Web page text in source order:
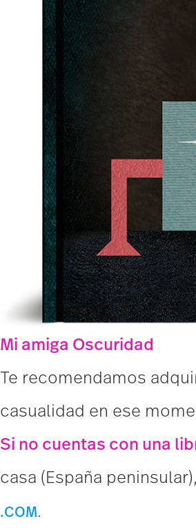
Mi amiga Oscuridad
Te recomendamos
casualidad en ese
Si no cuentas con una
casa (España
.COM.